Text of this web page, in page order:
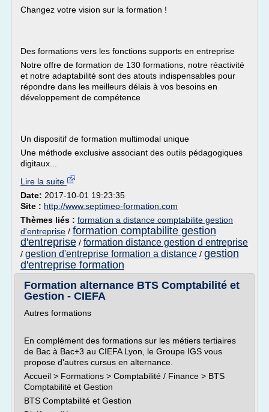
Changez votre vision sur la formation !
Des formations vers les fonctions supports en entreprise
Notre offre de formation de 130 formations, notre réactivité
et notre adaptabilité sont des atouts indispensables pour
répondre dans les meilleurs délais à vos besoins en
développement de compétence
Un dispositif de formation multimodal unique
Une méthode exclusive associant des outils pédagogiques
digitaux...
Lire la suite
Date: 2017-10-01 19:23:35
Site : http://www.septimeo-formation.com
Thèmes liés : formation a distance comptabilite gestion
d'entreprise / formation comptabilite gestion
d'entreprise / formation distance gestion d entreprise
/ gestion d'entreprise formation a distance / gestion
d'entreprise formation
Formation alternance BTS Comptabilité et
Gestion - CIEFA
Autres formations
En complément des formations sur les métiers tertiaires
de Bac à Bac+3 au CIEFA Lyon, le Groupe IGS vous
propose d'autres cursus en alternance.
Accueil > Formations > Comptabilité / Finance > BTS
Comptabilité et Gestion
BTS Comptabilité et Gestion